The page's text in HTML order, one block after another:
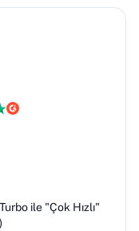
ile "Çok Hızlı"